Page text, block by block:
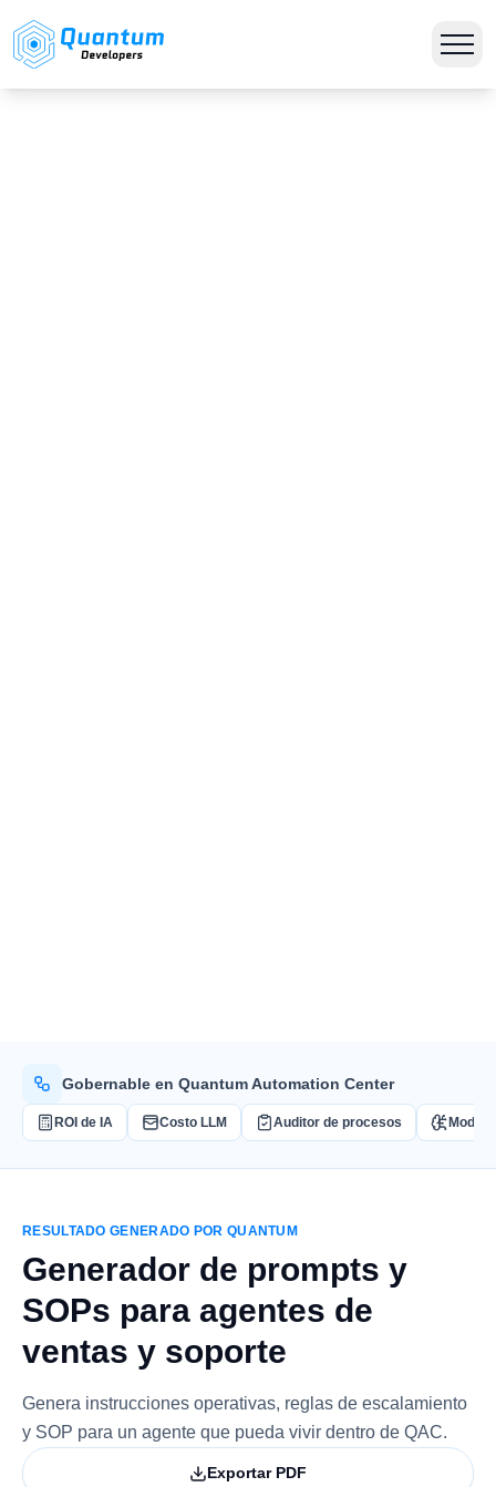
Gobernable en Quantum Automation Center
ROI de IA Costo LLM Auditor de procesos
RESULTADO GENERADO POR QUANTUM
Generador de prompts y
SOPs para agentes de
ventas y soporte
Genera instrucciones operativas, reglas de escalamiento
y SOP para un agente que pueda vivir dentro de QAC.
Exportar PDF